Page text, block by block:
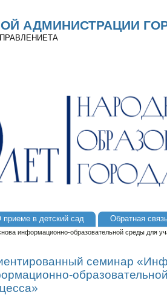
АДМИНИСТРАЦИИ
приеме в детский сад Обратная
информационно-образовательной среды для
семинар